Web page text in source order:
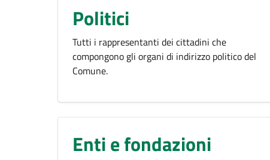
Politici
Tutti i rappresentanti dei cittadini che
compongono gli organi di indirizzo politico del
Comune.
Enti e fondazioni